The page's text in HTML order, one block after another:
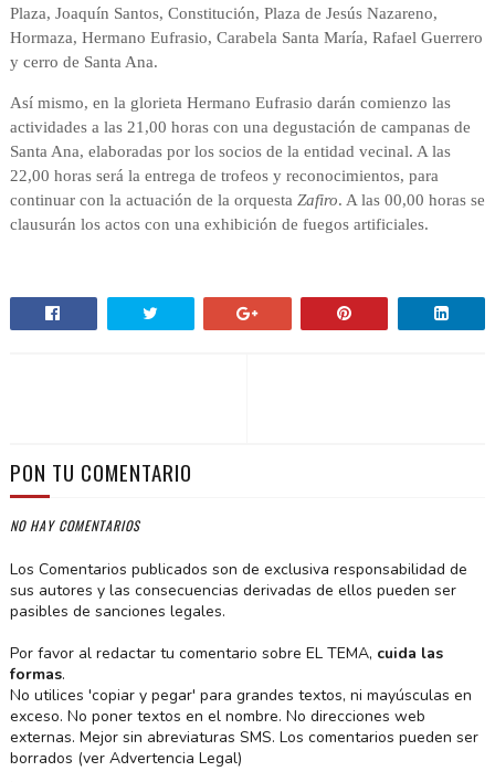
Plaza, Joaquín Santos, Constitución, Plaza de Jesús Nazareno,
Hormaza, Hermano Eufrasio, Carabela Santa María, Rafael Guerrero
y cerro de Santa Ana.
Así mismo, en la glorieta Hermano Eufrasio darán comienzo las
actividades a las 21,00 horas con una degustación de campanas de
Santa Ana, elaboradas por los socios de la entidad vecinal. A las
22,00 horas será la entrega de trofeos y reconocimientos, para
continuar con la actuación de la orquesta Zafiro. A las 00,00 horas se
clausurán los actos con una exhibición de fuegos artificiales.
PON TU COMENTARIO
NO HAY COMENTARIOS
Los Comentarios publicados son de exclusiva responsabilidad de
sus autores y las consecuencias derivadas de ellos pueden ser
pasibles de sanciones legales.
Por favor al redactar tu comentario sobre EL TEMA, cuida las
formas.
No utilices 'copiar y pegar' para grandes textos, ni mayúsculas en
exceso. No poner textos en el nombre. No direcciones web
externas. Mejor sin abreviaturas SMS. Los comentarios pueden ser
borrados (ver Advertencia Legal)